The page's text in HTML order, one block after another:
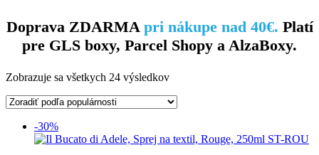
Doprava ZDARMA pri nákupe nad 40€. Platí
pre GLS boxy, Parcel Shopy a AlzaBoxy.
Zobrazuje sa všetkych 24 výsledkov
-30%